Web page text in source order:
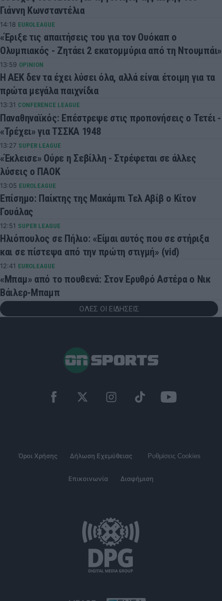
Γιάννη Κωνσταντέλια
14:18 EUROLEAGUE
«Έριξε τις απαιτήσεις του για τον Ουόκαπ ο
Ολυμπιακός - Ζητάει 2 εκατομμύρια από τη Ντουμπάι»
13:59 OPINION
Η ΑΕΚ δεν τα έχει λύσει όλα, αλλά είναι έτοιμη για τα
πρώτα μεγάλα παιχνίδια
13:31 CONFERENCE LEAGUE
Παναθηναϊκός: Επέστρεψε στις προπονήσεις ο Τετέι -
«Τρέχει» για ΤΣΣΚΑ 1948
13:27 SUPER LEAGUE
«Έκλεισε» Ούρε η Σεβίλλη - Στρέφεται σε άλλες
λύσεις ο ΠΑΟΚ
13:05 EUROLEAGUE
Επίσημο: Παίκτης της Μακάμπι Τελ Αβίβ ο Κίτον
Γουάλας
12:51 SUPER LEAGUE
Ηλιόπουλος σε Πήλιο: «Είμαι αυτός που σε στήριξα
και σε πίστεψα από την πρώτη στιγμή» (vid)
12:41 EUROLEAGUE
«Μπαμ» από το πουθενά: Στον Ερυθρό Αστέρα ο Νικ
Βάιλερ-Μπαμπ
ΟΛΕΣ ΟΙ ΕΙΔΗΣΕΙΣ
Όροι Χρήσης Δήλωση Εχεμύθειας Ρυθμίσεις Cookies
Επικοινωνία Διαφήμιση